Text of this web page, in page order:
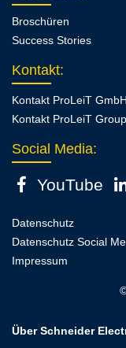
Broschüren
Success Stories
Kontakt:
Kontakt ProLeiT GmbH
Kontakt ProLeiT Group
Social Media:
YouTube
Datenschutz
Datenschutz Social
Impressum
Über Schneider